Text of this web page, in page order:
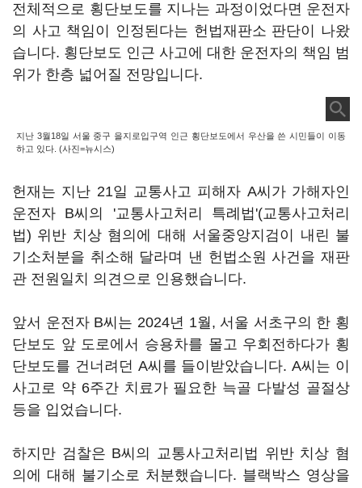
전체적으로 횡단보도를 지나는 과정이었다면 운전자
의 사고 책임이 인정된다는 헌법재판소 판단이 나왔
습니다. 횡단보도 인근 사고에 대한 운전자의 책임 범
위가 한층 넓어질 전망입니다.
지난 3월18일 서울 중구 을지로입구역 인근 횡단보도에서 우산을 쓴 시민들이 이동
하고 있다. (사진=뉴시스)
헌재는 지난 21일 교통사고 피해자 A씨가 가해자인
운전자 B씨의 '교통사고처리 특례법'(교통사고처리
법) 위반 치상 혐의에 대해 서울중앙지검이 내린 불
기소처분을 취소해 달라며 낸 헌법소원 사건을 재판
관 전원일치 의견으로 인용했습니다.
앞서 운전자 B씨는 2024년 1월, 서울 서초구의 한 횡
단보도 앞 도로에서 승용차를 몰고 우회전하다가 횡
단보도를 건너려던 A씨를 들이받았습니다. A씨는 이
사고로 약 6주간 치료가 필요한 늑골 다발성 골절상
등을 입었습니다.
하지만 검찰은 B씨의 교통사고처리법 위반 치상 혐
의에 대해 불기소로 처분했습니다. 블랙박스 영상을